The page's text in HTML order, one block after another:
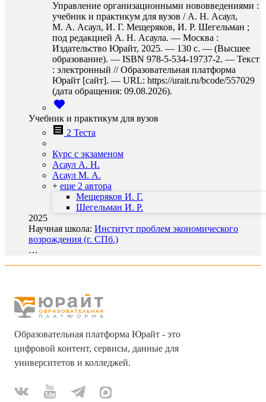
Управление организационными нововведениями :
учебник и практикум для вузов / А. Н. Асаул,
М. А. Асаул, И. Г. Мещеряков, И. Р. Шегельман ;
под редакцией А. Н. Асаула. — Москва :
Издательство Юрайт, 2025. — 130 с. — (Высшее
образование). — ISBN 978-5-534-19737-2. — Текст
: электронный // Образовательная платформа
Юрайт [сайт]. — URL: https://urait.ru/bcode/557029
(дата обращения: 09.08.2026).
Учебник и практикум для вузов
2 Теста
Курс с экзаменом
Асаул А. Н.
Асаул М. А.
+ еще 2 автора
Мещеряков И. Г.
Шегельман И. Р.
2025
Научная школа: Институт проблем экономического
возрождения (г. СПб.)
…
Образовательная платформа Юрайт - это
цифровой контент, сервисы, данные для
университетов и колледжей.